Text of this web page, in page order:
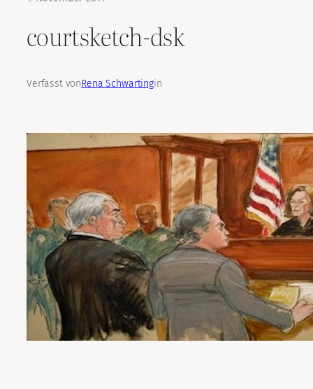
courtsketch-dsk
Verfasst vonRena Schwartingin